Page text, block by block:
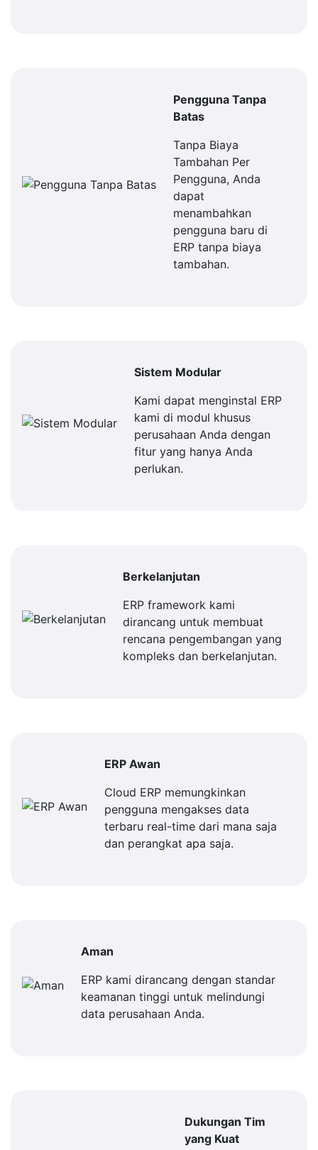
Pengguna Tanpa
Batas
Tanpa Biaya
Tambahan Per
Pengguna, Anda
dapat
menambahkan
pengguna baru di
ERP tanpa biaya
tambahan.
Sistem Modular
Kami dapat menginstal ERP
kami di modul khusus
perusahaan Anda dengan
fitur yang hanya Anda
perlukan.
Berkelanjutan
ERP framework kami
dirancang untuk membuat
rencana pengembangan yang
kompleks dan berkelanjutan.
ERP Awan
Cloud ERP memungkinkan
pengguna mengakses data
terbaru real-time dari mana saja
dan perangkat apa saja.
Aman
ERP kami dirancang dengan standar
keamanan tinggi untuk melindungi
data perusahaan Anda.
Dukungan Tim
yang Kuat